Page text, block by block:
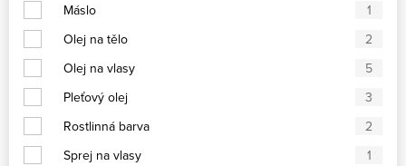
Máslo
1
Olej na tělo
2
Olej na vlasy
5
Pleťový olej
3
Rostlinná barva
2
Sprej na vlasy
1